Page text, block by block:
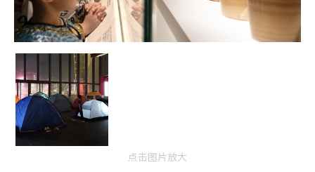
点击图片放大